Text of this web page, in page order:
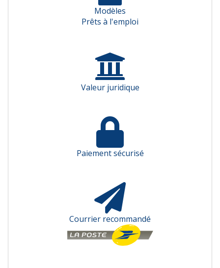
Modèles
Prêts à l'emploi
Valeur juridique
Paiement sécurisé
Courrier recommandé